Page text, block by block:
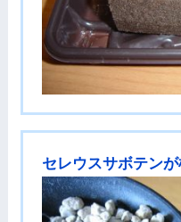
セレウスサボテンが